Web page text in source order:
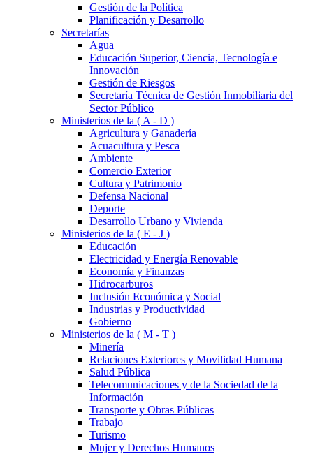
Gestión de la Política
Planificación y Desarrollo
Secretarías
Agua
Educación Superior, Ciencia, Tecnología e
Innovación
Gestión de Riesgos
Secretaría Técnica de Gestión Inmobiliaria del
Sector Público
Ministerios de la ( A - D )
Agricultura y Ganadería
Acuacultura y Pesca
Ambiente
Comercio Exterior
Cultura y Patrimonio
Defensa Nacional
Deporte
Desarrollo Urbano y Vivienda
Ministerios de la ( E - J )
Educación
Electricidad y Energía Renovable
Economía y Finanzas
Hidrocarburos
Inclusión Económica y Social
Industrias y Productividad
Gobierno
Ministerios de la ( M - T )
Minería
Relaciones Exteriores y Movilidad Humana
Salud Pública
Telecomunicaciones y de la Sociedad de la
Información
Transporte y Obras Públicas
Trabajo
Turismo
Mujer y Derechos Humanos